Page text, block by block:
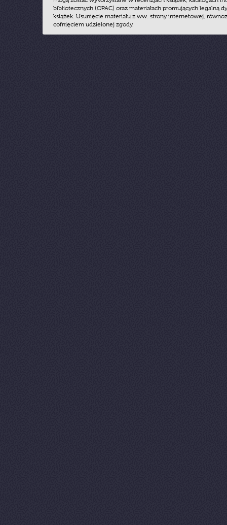
bibliotecznych (OPAC) oraz materiałach promujących legalną
książek. Usunięcie materiału z ww. strony internetowej,
cofnięciem udzielonej zgody.